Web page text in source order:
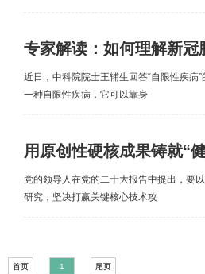
专家解读：如何理解新冠
近日，中科院院士王辅生回答“自限性疾病
一种自限性疾病，它可以靠身
用原创性硬核成果铸就“
党的领导人在党的二十大报告中提出，要
研究，坚决打赢关键核心技术攻
首页 1 尾页